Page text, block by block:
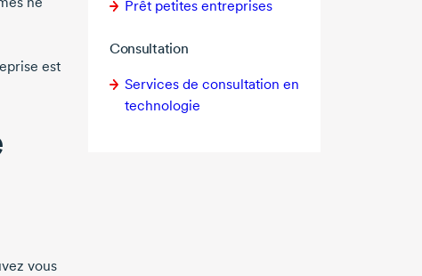
Prêt petites entreprises
Consultation
Services de consultation en
technologie
est
vous